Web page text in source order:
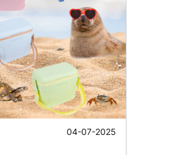
04-07-2025